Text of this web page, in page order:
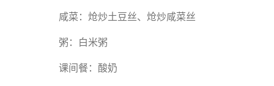
咸菜：炝炒土豆丝、炝炒咸菜丝
粥：白米粥
课间餐：酸奶